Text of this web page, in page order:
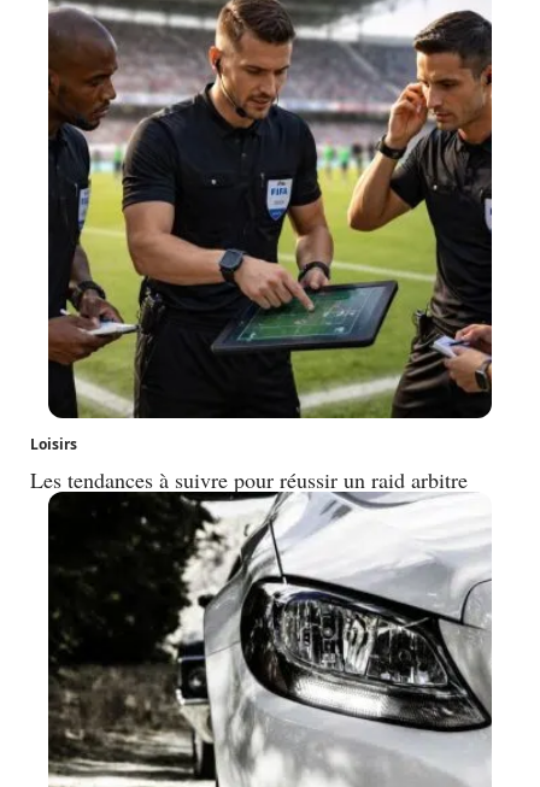
Loisirs
Les tendances à suivre pour réussir un raid arbitre